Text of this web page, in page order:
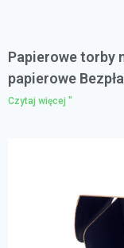
Papierowe torby
papierowe
Czytaj więcej "